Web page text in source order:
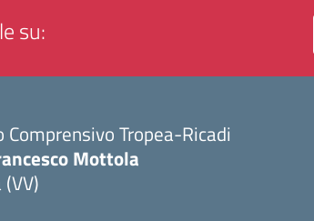
su:
Tropea-Ricadi
Mottola